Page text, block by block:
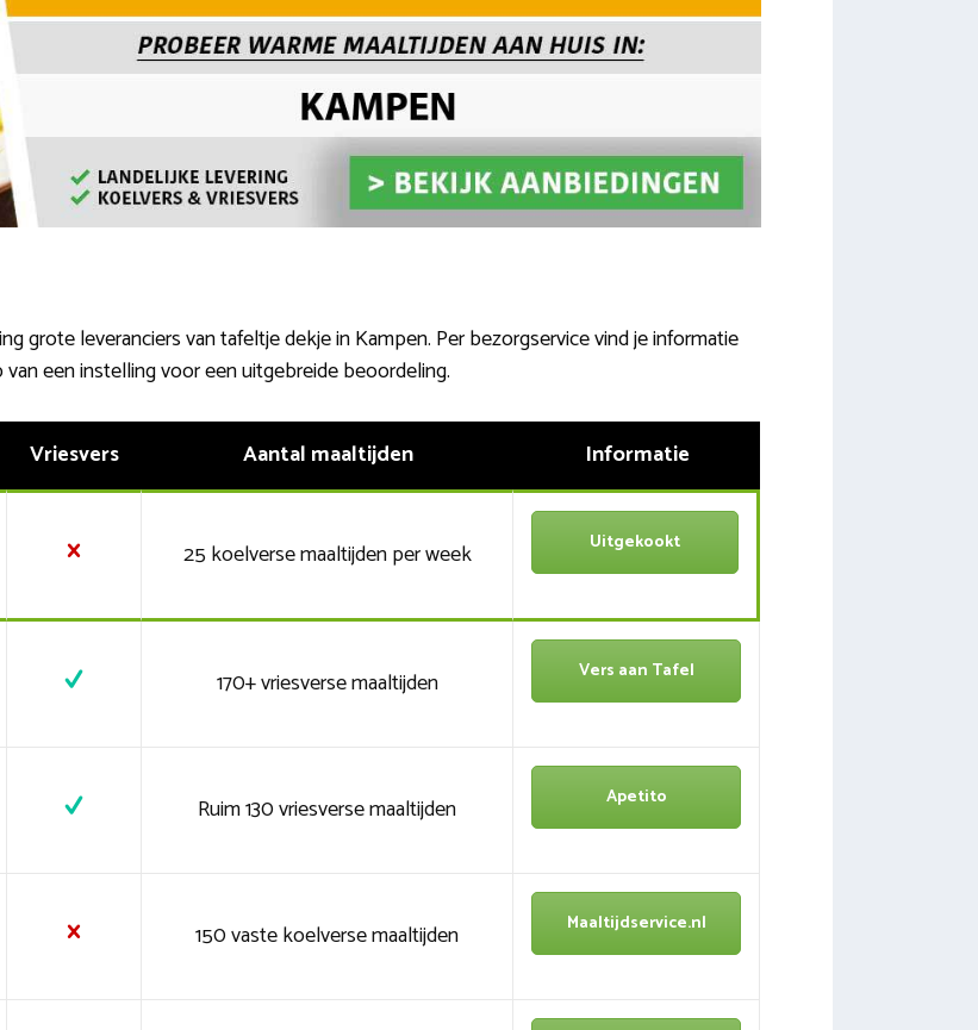
grote leveranciers van tafeltje dekje in Kampen. Per bezorgservice vind je informatie
een instelling voor een uitgebreide beoordeling.
Vriesvers Aantal maaltijden Informatie
25 koelverse maaltijden per week Uitgekookt
170+ vriesverse maaltijden Vers aan Tafel
Ruim 130 vriesverse maaltijden Apetito
150 vaste koelverse maaltijden Maaltijdservice.nl